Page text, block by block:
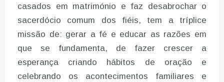
casados em matrimónio e faz desabrochar o
sacerdócio comum dos fiéis, tem a tríplice
missão de: gerar a fé e educar as razões em
que se fundamenta, de fazer crescer a
esperança criando hábitos de oração e
celebrando os acontecimentos familiares e